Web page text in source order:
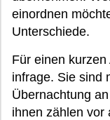
einordnen
Unterschiede.
Für einen
infrage. Sie sind
Übernachtung
ihnen zählen vor